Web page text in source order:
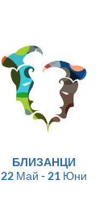
БЛИЗАНЦИ
22 Май - 21 Юни